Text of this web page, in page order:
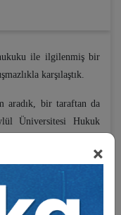
×
ile ilgilenmiş bir
karşılaştık.
aradık, bir taraftan da
Üniversitesi Hukuk
yazıları’mız ile
ve internet sitelerinde